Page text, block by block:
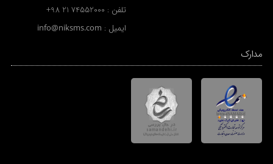
تلفن : +98 21 74552000
ایمیل : info@niksms.com
مدارک